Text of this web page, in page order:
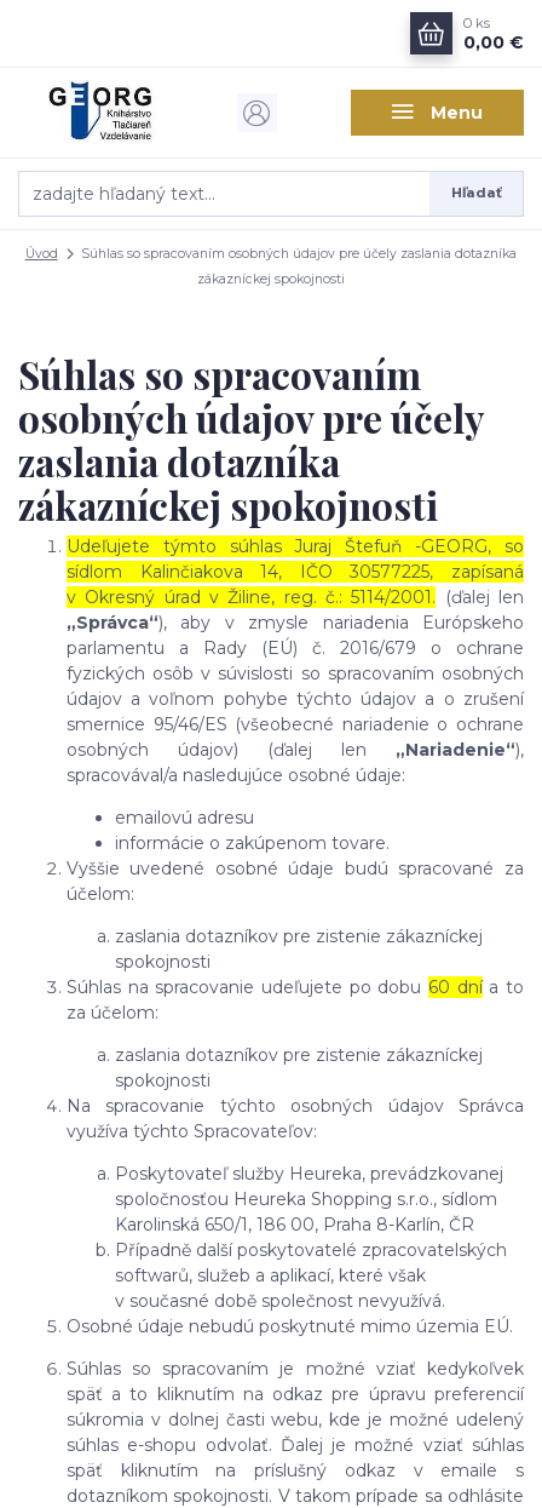
Menu
Hľadať
0 ks
0,00 €
Úvod
Súhlas so spracovaním osobných údajov pre účely zaslania dotazníka
zákazníckej spokojnosti
Súhlas so spracovaním
osobných údajov pre účely
zaslania dotazníka
zákazníckej spokojnosti
Udeľujete týmto súhlas Juraj Štefuň -GEORG, so
sídlom Kalinčiakova 14, IČO 30577225, zapísaná
v Okresný úrad v Žiline, reg. č.: 5114/2001. (ďalej len
„Správca“), aby v zmysle nariadenia Európskeho
parlamentu a Rady (EÚ) č. 2016/679 o ochrane
fyzických osôb v súvislosti so spracovaním osobných
údajov a voľnom pohybe týchto údajov a o zrušení
smernice 95/46/ES (všeobecné nariadenie o ochrane
osobných údajov) (ďalej len „Nariadenie“),
spracovával/a nasledujúce osobné údaje:
emailovú adresu
informácie o zakúpenom tovare.
Vyššie uvedené osobné údaje budú spracované za
účelom:
zaslania dotazníkov pre zistenie zákazníckej
spokojnosti
Súhlas na spracovanie udeľujete po dobu 60 dnía to
za účelom:
zaslania dotazníkov pre zistenie zákazníckej
spokojnosti
Na spracovanie týchto osobných údajov Správca
využíva týchto Spracovateľov:
Poskytovateľ služby Heureka, prevádzkovanej
spoločnosťou Heureka Shopping s.r.o., sídlom
Karolinská 650/1, 186 00, Praha 8-Karlín, ČR
Případně další poskytovatelé zpracovatelských
softwarů, služeb a aplikací, které však
v současné době společnost nevyužívá.
Osobné údaje nebudú poskytnuté mimo územia EÚ.
Súhlas so spracovaním je možné vziať kedykoľvek
späť a to kliknutím na odkaz pre úpravu preferencií
súkromia v dolnej časti webu, kde je možné udelený
súhlas e-shopu odvolať. Ďalej je možné vziať súhlas
späť kliknutím na príslušný odkaz v emaile s
dotazníkom spokojnosti. V takom prípade sa odhlásite